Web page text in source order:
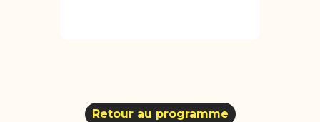
Retour au programme